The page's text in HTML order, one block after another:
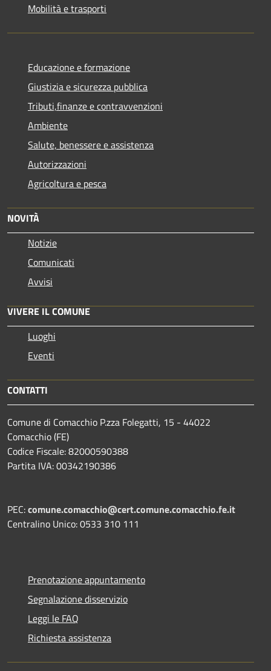
Mobilità e trasporti
Educazione e formazione
Giustizia e sicurezza pubblica
Tributi,finanze e contravvenzioni
Ambiente
Salute, benessere e assistenza
Autorizzazioni
Agricoltura e pesca
NOVITÀ
Notizie
Comunicati
Avvisi
VIVERE IL COMUNE
Luoghi
Eventi
CONTATTI
Comune di Comacchio P.zza Folegatti, 15 - 44022
Comacchio (FE)
Codice Fiscale: 82000590388
Partita IVA: 00342190386
PEC:comune.comacchio@cert.comune.comacchio.fe.it
Centralino Unico: 0533 310 111
Prenotazione appuntamento
Segnalazione disservizio
Leggi le FAQ
Richiesta assistenza